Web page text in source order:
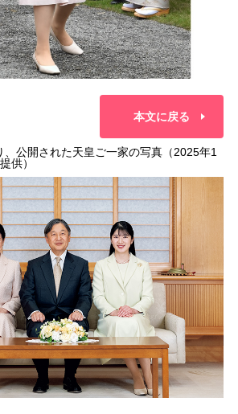
本文に戻る
、公開された天皇ご一家の写真（2025年1
供）